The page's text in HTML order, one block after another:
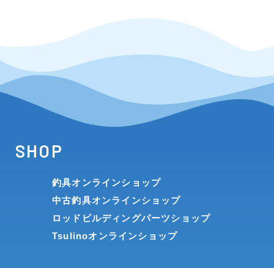
SHOP
釣具オンラインショップ
中古釣具オンラインショップ
ロッドビルディングパーツショップ
Tsulinoオンラインショップ